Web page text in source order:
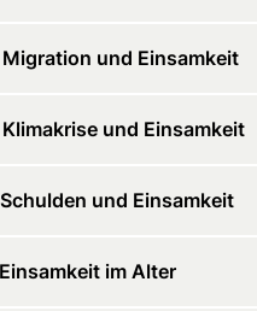
und Einsamkeit
und Einsamkeit
und Einsamkeit
im Alter